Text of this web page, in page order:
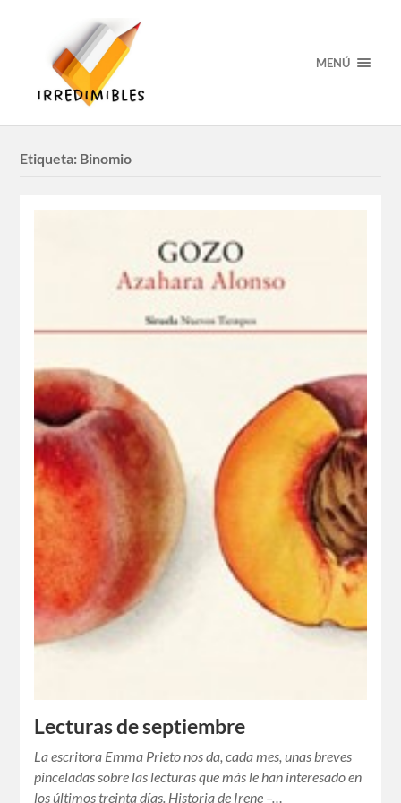
MENÚ
Etiqueta: Binomio
Lecturas de septiembre
La escritora Emma Prieto nos da, cada mes, unas breves
pinceladas sobre las lecturas que más le han interesado en
los últimos treinta días. Historia de Irene –…